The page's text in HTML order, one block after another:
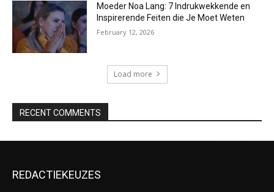
Moeder Noa Lang: 7 Indrukwekkende en
Inspirerende Feiten die Je Moet Weten
February 12, 2026
Load more
RECENT COMMENTS
REDACTIEKEUZES